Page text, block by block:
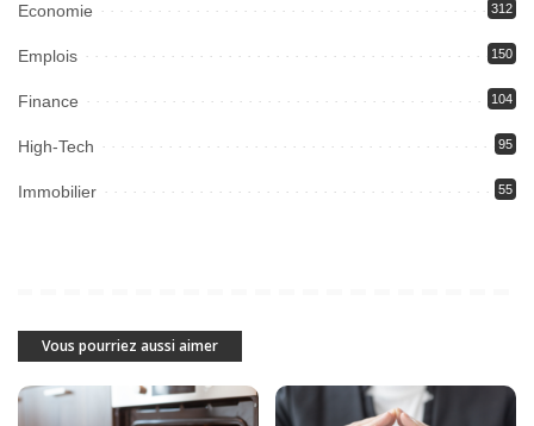
Economie 312
Emplois 150
Finance 104
High-Tech 95
Immobilier 55
Vous pourriez aussi aimer